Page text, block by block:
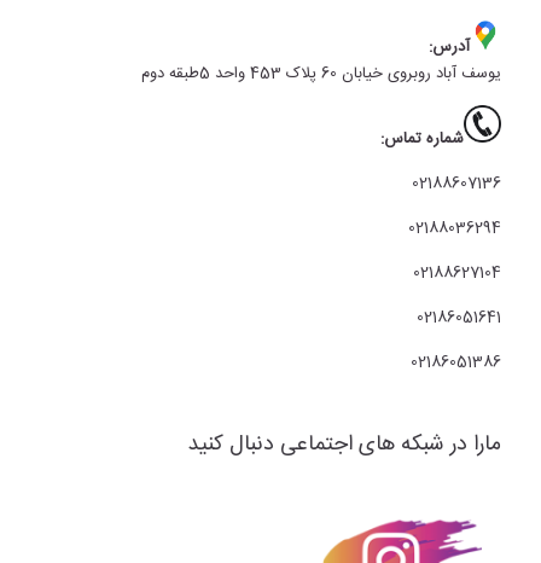
آدرس:
یوسف آباد روبروی خیابان 60 پلاک 453 واحد 5طبقه دوم
شماره تماس:
02188607136
02188036294
02188627104
02186051641
02186051386
مارا در شبکه های اجتماعی دنبال کنید